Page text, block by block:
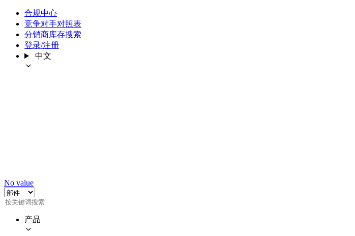
合规中心
竞争对手对照表
分销商库存搜索
登录/注册
中文
No value
产品